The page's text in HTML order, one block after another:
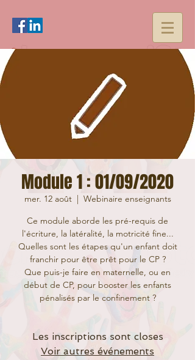
Module 1 : 01/09/2020
mer. 12 août
  |
Webinaire enseignants
Ce module aborde les pré-requis de
l'écriture, la latéralité, la motricité fine...
Quelles sont les étapes qu'un enfant doit
franchir pour être prêt pour le CP ?
Que puis-je faire en maternelle, ou en
début de CP, pour booster les enfants
pénalisés par le confinement ?
Les inscriptions sont closes
Voir autres événements